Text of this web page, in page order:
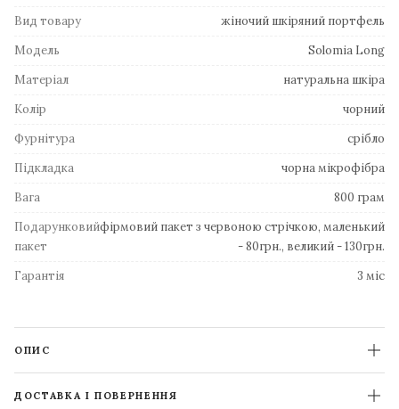
Вид товару
жіночий шкіряний портфель
Модель
Solomia Long
Матеріал
натуральна шкіра
Колір
чорний
Фурнітура
срібло
Підкладка
чорна мікрофібра
Вага
800 грам
Подарунковий
пакет
фірмовий пакет з червоною стрічкою, маленький
- 80грн., великий - 130грн.
Гарантія
3 міс
ОПИС
ДОСТАВКА І ПОВЕРНЕННЯ